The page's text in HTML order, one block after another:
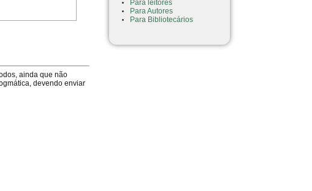
Para leitores
Para Autores
Para Bibliotecários
ainda que não
devendo enviar